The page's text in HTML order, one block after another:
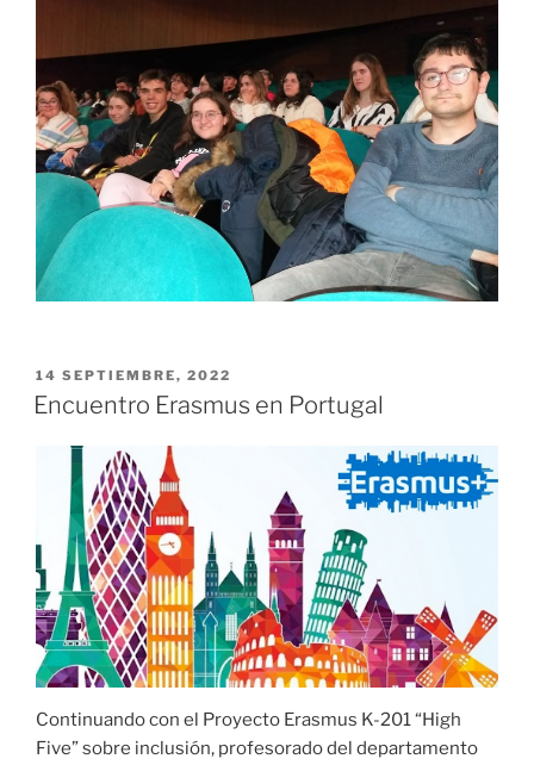
PUBLICADO
EL
14 SEPTIEMBRE, 2022
Encuentro Erasmus en Portugal
Continuando con el Proyecto Erasmus K-201 “High
Five” sobre inclusión, profesorado del departamento